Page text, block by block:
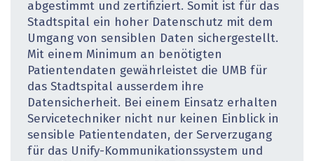
abgestimmt und zertifiziert. Somit ist für das
Stadtspital ein hoher Datenschutz mit dem
Umgang von sensiblen Daten sichergestellt.
Mit einem Minimum an benötigten
Patientendaten gewährleistet die UMB für
das Stadtspital ausserdem ihre
Datensicherheit. Bei einem Einsatz erhalten
Servicetechniker nicht nur keinen Einblick in
sensible Patientendaten, der Serverzugang
für das Unify-Kommunikationssystem und